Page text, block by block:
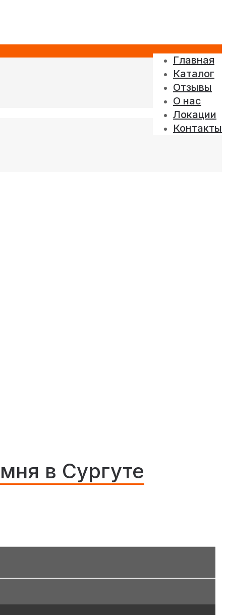
Главная
Каталог
Отзывы
О нас
Локации
Контакты
в Сургуте